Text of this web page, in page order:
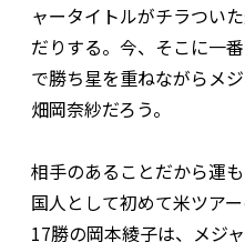
ャータイトルがチラつい
だりする。今、そこに一
で勝ち星を重ねながらメ
畑岡奈紗だろう。
相手のあることだから運
国人として初めて米ツア
17勝の岡本綾子は、メジ